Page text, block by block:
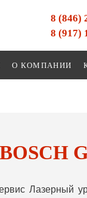
8 (846)
8 (917)
О КОМПАНИИ
Лазерный